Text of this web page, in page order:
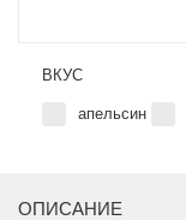
ВКУС
апельсин
ОПИСАНИЕ